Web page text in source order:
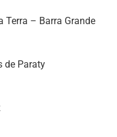
Terra – Barra Grande
de Paraty